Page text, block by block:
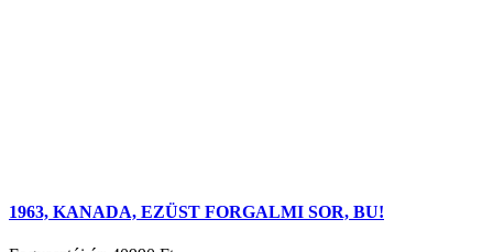
1963, KANADA, EZÜST FORGALMI SOR, BU!